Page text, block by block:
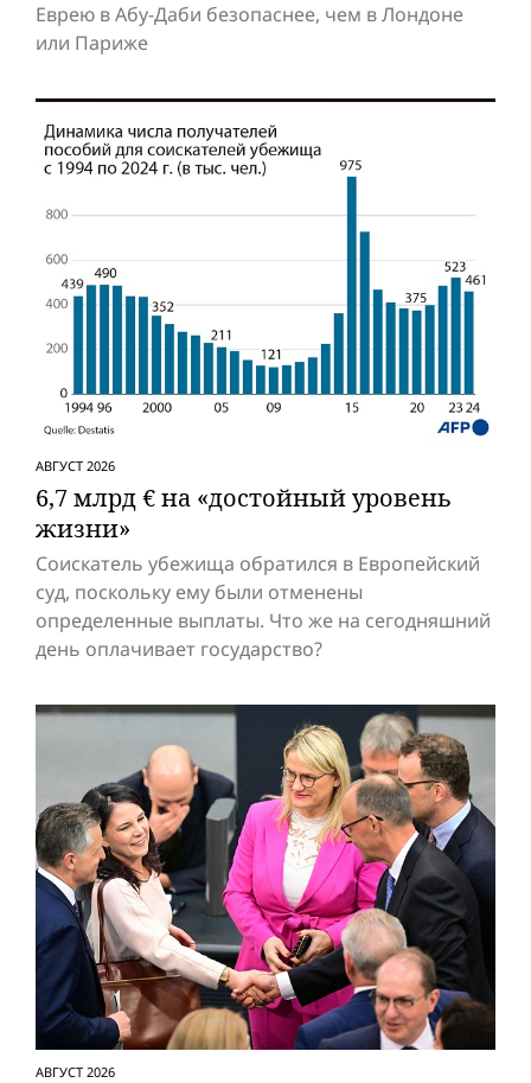
Еврею в Абу-Даби безопаснее, чем в Лондоне
или Париже
АВГУСТ 2026
6,7 млрд € на «достойный уровень
жизни»
Соискатель убежища обратился в Европейский
суд, поскольку ему были отменены
определенные выплаты. Что же на сегодняшний
день оплачивает государство?
АВГУСТ 2026